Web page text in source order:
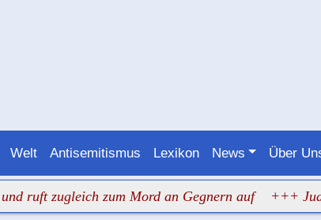
Welt Antisemitismus Lexikon News Über
zum Mord an Gegnern auf +++